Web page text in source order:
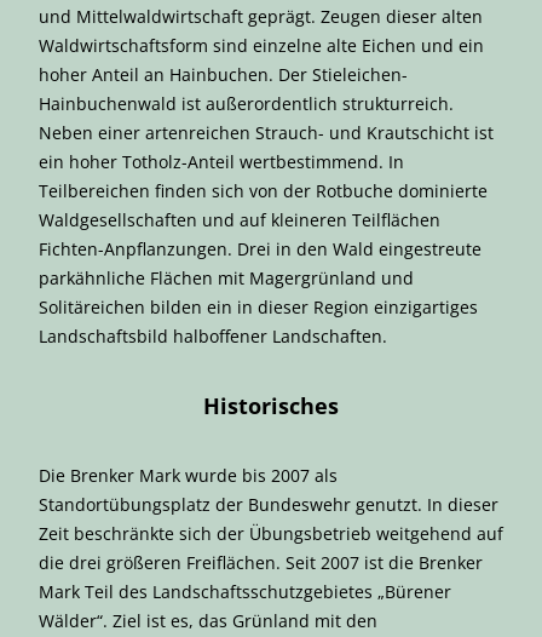
und Mittelwaldwirtschaft geprägt. Zeugen dieser alten
Waldwirtschaftsform sind einzelne alte Eichen und ein
hoher Anteil an Hainbuchen. Der Stieleichen-
Hainbuchenwald ist außerordentlich strukturreich.
Neben einer artenreichen Strauch- und Krautschicht ist
ein hoher Totholz-Anteil wertbestimmend. In
Teilbereichen finden sich von der Rotbuche dominierte
Waldgesellschaften und auf kleineren Teilflächen
Fichten-Anpflanzungen. Drei in den Wald eingestreute
parkähnliche Flächen mit Magergrünland und
Solitäreichen bilden ein in dieser Region einzigartiges
Landschaftsbild halboffener Landschaften.
Historisches
Die Brenker Mark wurde bis 2007 als
Standortübungsplatz der Bundeswehr genutzt. In dieser
Zeit beschränkte sich der Übungsbetrieb weitgehend auf
die drei größeren Freiflächen. Seit 2007 ist die Brenker
Mark Teil des Landschaftsschutzgebietes „Bürener
Wälder“. Ziel ist es, das Grünland mit den